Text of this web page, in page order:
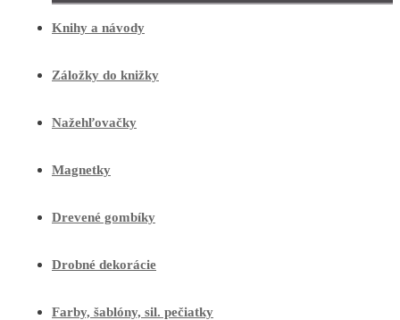
Knihy a návody
Záložky do knižky
Nažehľovačky
Magnetky
Drevené gombíky
Drobné dekorácie
Farby, šablóny, sil. pečiatky